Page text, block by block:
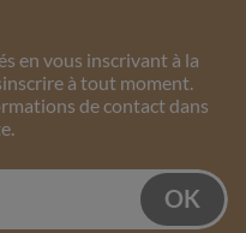
en vous inscrivant à la
à tout moment.
de contact dans